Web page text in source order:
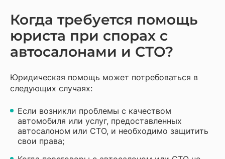
Когда требуется помощь
юриста при спорах с
автосалонами и СТО?
Юридическая помощь может потребоваться в
следующих случаях:
Если возникли проблемы с качеством
автомобиля или услуг, предоставленных
автосалоном или СТО, и необходимо защитить
свои права;